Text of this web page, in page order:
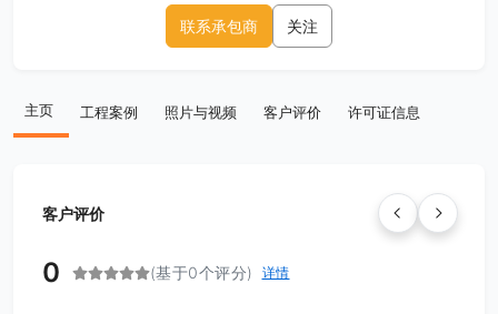
联系承包商 关注
主页 工程案例 照片与视频 客户评价 许可证信息
客户评价
0 (基于0个评分) 详情